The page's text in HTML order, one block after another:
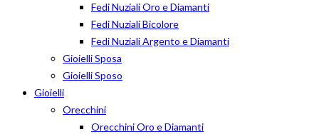
Fedi Nuziali Oro e Diamanti
Fedi Nuziali Bicolore
Fedi Nuziali Argento e Diamanti
Gioielli Sposa
Gioielli Sposo
Gioielli
Orecchini
Orecchini Oro e Diamanti